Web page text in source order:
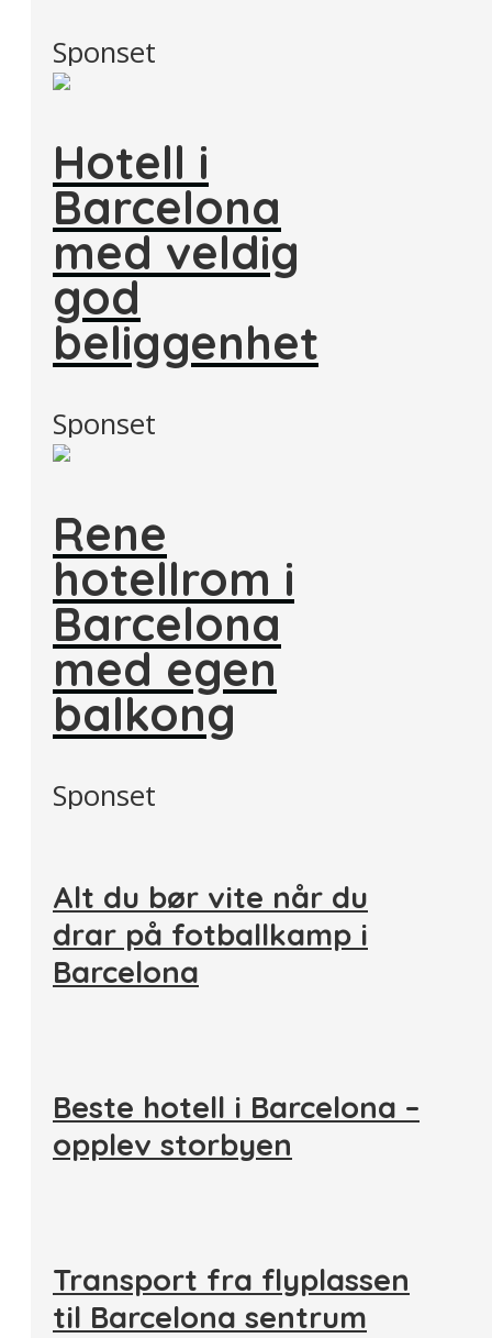
Sponset
Hotell i
Barcelona
med veldig
god
beliggenhet
Sponset
Rene
hotellrom i
Barcelona
med egen
balkong
Sponset
Alt du bør vite når du
drar på fotballkamp i
Barcelona
Beste hotell i Barcelona –
opplev storbyen
Transport fra flyplassen
til Barcelona sentrum